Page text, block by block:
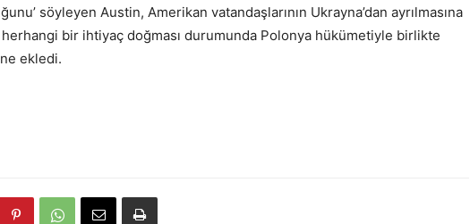
söyleyen Austin, Amerikan vatandaşlarının Ukrayna’dan ayrılmasına
bir ihtiyaç doğması durumunda Polonya hükümetiyle birlikte
ekledi.